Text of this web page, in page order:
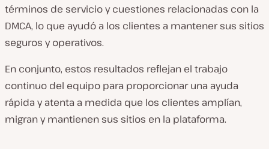
términos de servicio y cuestiones relacionadas con la
DMCA, lo que ayudó a los clientes a mantener sus sitios
seguros y operativos.
En conjunto, estos resultados reflejan el trabajo
continuo del equipo para proporcionar una ayuda
rápida y atenta a medida que los clientes amplían,
migran y mantienen sus sitios en la plataforma.